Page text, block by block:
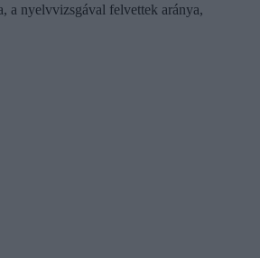
a nyelvvizsgával felvettek aránya,